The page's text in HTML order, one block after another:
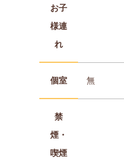
お子
様連
れ
個室 無
禁
煙・
喫煙